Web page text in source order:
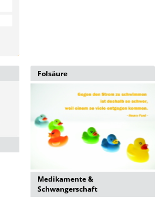
auffälligen Kindern
Meldebogen für nicht in der
Folsäure
Medikamente &
Schwangerschaft